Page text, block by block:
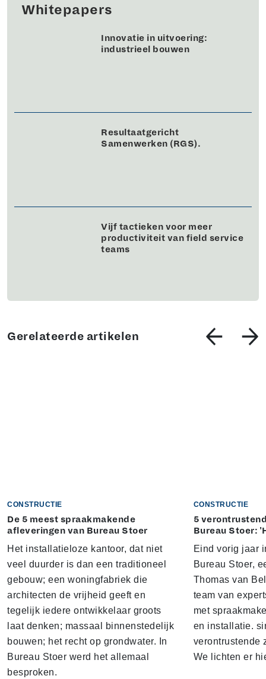
Whitepapers
Innovatie in uitvoering:
industrieel bouwen
Resultaatgericht
Samenwerken (RGS).
Vijf tactieken voor meer
productiviteit van field service
teams
Gerelateerde artikelen
CONSTRUCTIE
De 5 meest spraakmakende
afleveringen van Bureau Stoer
Het installatieloze kantoor, dat niet
veel duurder is dan een traditioneel
gebouw; een woningfabriek die
architecten de vrijheid geeft en
tegelijk iedere ontwikkelaar groots
laat denken; massaal binnenstedelijk
bouwen; het recht op grondwater. In
Bureau Stoer werd het allemaal
besproken.
CONSTRUCTIE
5
Bureau Stoer:
Eind vorig jaar
Bureau Stoer,
Thomas van
team van
met
en installatie.
verontrustende
We lichten er